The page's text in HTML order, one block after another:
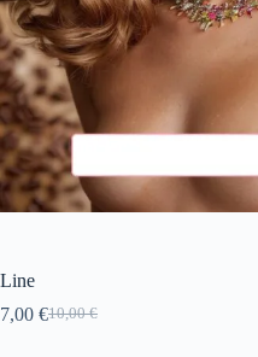
Line
10,00€
Le
7,00 €Le